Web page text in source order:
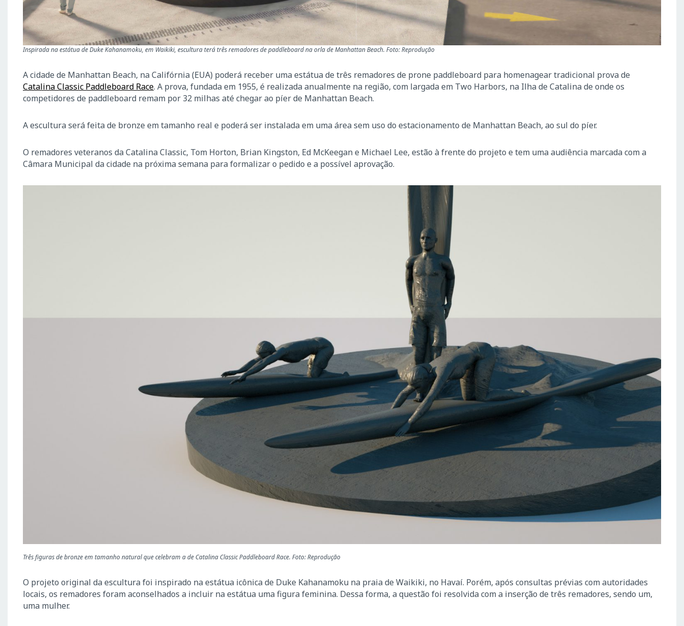
Inspirada na estátua de Duke Kahanamoku, em Waikiki, escultura terá três remadores de paddleboard na orla de Manhattan Beach. Foto: Reprodução
A cidade de Manhattan Beach, na Califórnia (EUA) poderá receber uma estátua de três remadores de prone paddleboard para homenagear tradicional prova de
Catalina Classic Paddleboard Race. A prova, fundada em 1955, é realizada anualmente na região, com largada em Two Harbors, na Ilha de Catalina de onde os
competidores de paddleboard remam por 32 milhas até chegar ao píer de Manhattan Beach.
A escultura será feita de bronze em tamanho real e poderá ser instalada em uma área sem uso do estacionamento de Manhattan Beach, ao sul do píer.
O remadores veteranos da Catalina Classic, Tom Horton, Brian Kingston, Ed McKeegan e Michael Lee, estão à frente do projeto e tem uma audiência marcada com a
Câmara Municipal da cidade na próxima semana para formalizar o pedido e a possível aprovação.
Três figuras de bronze em tamanho natural que celebram a de Catalina Classic Paddleboard Race. Foto: Reprodução
O projeto original da escultura foi inspirado na estátua icônica de Duke Kahanamoku na praia de Waikiki, no Havaí. Porém, após consultas prévias com autoridades
locais, os remadores foram aconselhados a incluir na estátua uma figura feminina. Dessa forma, a questão foi resolvida com a inserção de três remadores, sendo um,
uma mulher.